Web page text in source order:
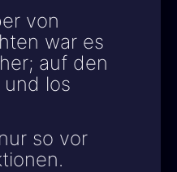
von
war es
auf den
los
so vor